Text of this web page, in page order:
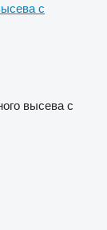
с
высева с